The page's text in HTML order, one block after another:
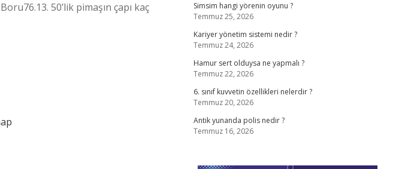
50’lik pimaşın çapı kaç
Simsim hangi yörenin oyunu ?
Temmuz 25, 2026
Kariyer yönetim sistemi nedir ?
Temmuz 24, 2026
Hamur sert olduysa ne yapmalı ?
Temmuz 22, 2026
6. sınıf kuvvetin özellikleri nelerdir ?
Temmuz 20, 2026
Antik yunanda polis nedir ?
Temmuz 16, 2026